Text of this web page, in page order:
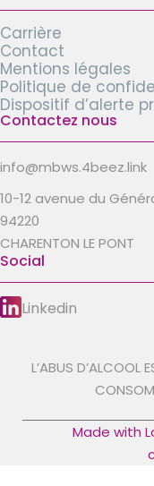
Carrière
Contact
Mentions légales
Politique de
Dispositif d’alerte
Contactez nous
info@mbws.4beez.link
10-12 avenue du
94220
CHARENTON LE PONT
Social
Linkedin
L’ABUS D’ALCOOL
Made with